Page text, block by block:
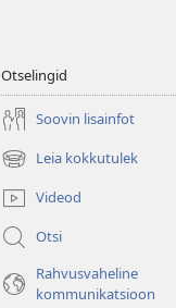
Otselingid
Soovin lisainfot
Leia kokkutulek
(avab
uue
akna)
Videod
Otsi
Rahvusvaheline
kommunikatsioon